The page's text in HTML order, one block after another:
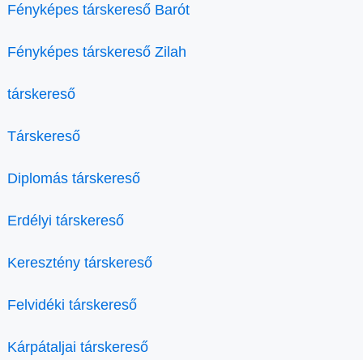
Fényképes társkereső Barót
Fényképes társkereső Zilah
társkereső
Társkereső
Diplomás társkereső
Erdélyi társkereső
Keresztény társkereső
Felvidéki társkereső
Kárpátaljai társkereső